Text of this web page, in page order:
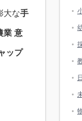
大な手
業 意
ップ